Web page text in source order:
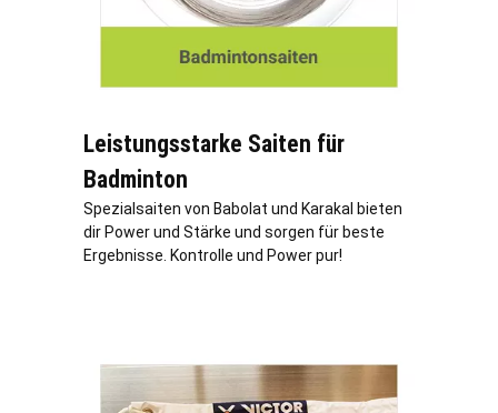
Leistungsstarke Saiten für
Badminton
Spezialsaiten von Babolat und Karakal bieten
dir Power und Stärke und sorgen für beste
Ergebnisse. Kontrolle und Power pur!